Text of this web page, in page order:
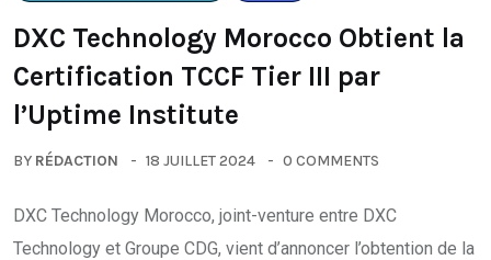
DXC Technology Morocco Obtient la
Certification TCCF Tier III par
l’Uptime Institute
BY RÉDACTION 18 JUILLET 2024 0 COMMENTS
DXC Technology Morocco, joint-venture entre DXC
Technology et Groupe CDG, vient d’annoncer l’obtention de la